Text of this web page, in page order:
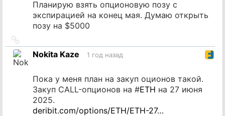
Планирую взять опционовую позу с
экспирацией на конец мая. Думаю открыть
позу на $5000
на
источник
Nokita Kaze 1 год назад
Пока у меня план на закуп оционов такой.
Закуп CALL-опционов на #ETH на 27 июня
2025.
deribit.com/options/ETH/ETH-27…